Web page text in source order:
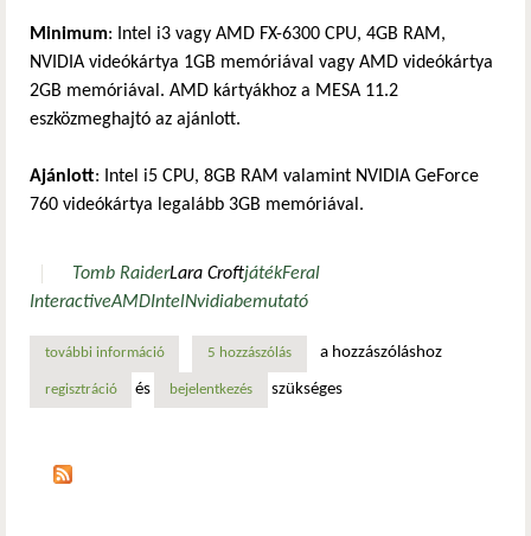
Minimum: Intel i3 vagy AMD FX-6300 CPU, 4GB RAM,
NVIDIA videókártya 1GB memóriával vagy AMD videókártya
2GB memóriával. AMD kártyákhoz a MESA 11.2
eszközmeghajtó az ajánlott.
Ajánlott: Intel i5 CPU, 8GB RAM valamint NVIDIA GeForce
760 videókártya legalább 3GB memóriával.
Tomb RaiderLara CroftjátékFeral
InteractiveAMDIntelNvidiabemutató
további információhamarosan érkezik a tomb raider linuxra! tartalommal
5 hozzászólás a hozzászóláshoz
regisztráció és bejelentkezés szükséges